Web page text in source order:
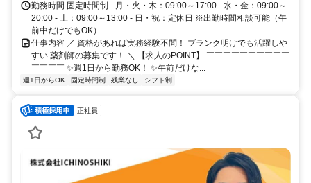
勤務時間 固定時間制 - 月・火・木：09:00～17:00 - 水・金：09:00～
20:00 - 土：09:00～13:00 - 日・祝：定休日 ※出勤時間相談可能（午
前中だけでもOK）...
仕事内容 ／ 資格があれば実務経験不問！ ブランク明けでも活躍しや
すい 薬剤師の募集です！ ＼ 【求人のPOINT】 ￣￣￣￣￣￣￣￣￣￣
￣￣￣￣ ✨週1日から勤務OK！ ✨午前だけな...
週1日からOK 固定時間制 残業なし シフト制
正社員